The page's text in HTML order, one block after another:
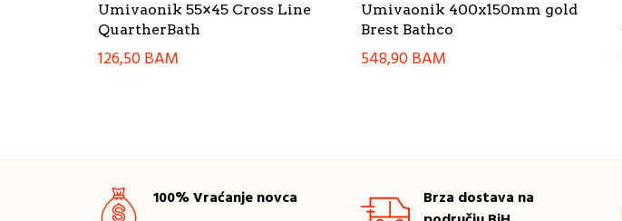
Umivaonik 55×45 Cross Line
QuartherBath
126,50BAM
Umivaonik 400x150mm gold
Brest Bathco
548,90BAM
100% Vraćanje novca
Brza dostava na